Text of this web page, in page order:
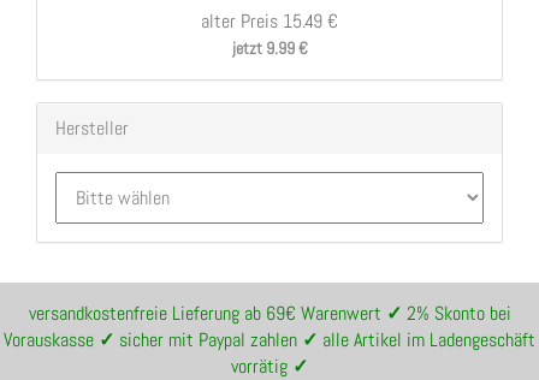
alter Preis 15.49 €
jetzt 9.99 €
Hersteller
versandkostenfreie Lieferung ab 69€ Warenwert ✓ 2% Skonto bei
Vorauskasse ✓ sicher mit Paypal zahlen ✓ alle Artikel im Ladengeschäft
vorrätig ✓